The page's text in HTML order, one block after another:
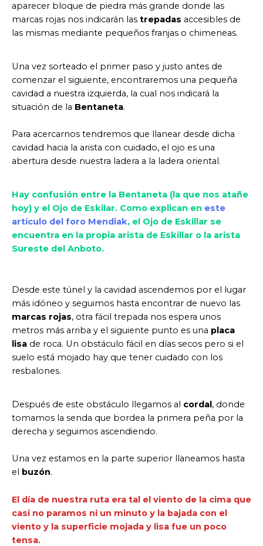
aparecer bloque de piedra más grande donde las
marcas rojas nos indicarán las trepadas accesibles de
las mismas mediante pequeños franjas o chimeneas.
Una vez sorteado el primer paso y justo antes de
comenzar el siguiente, encontraremos una pequeña
cavidad a nuestra izquierda, la cual nos indicará la
situación de la Bentaneta.
Para acercarnos tendremos que llanear desde dicha
cavidad hacia la arista con cuidado, el ojo es una
abertura desde nuestra ladera a la ladera oriental.
Hay confusión entre la Bentaneta (la que nos atañe
hoy) y el Ojo de Eskilar. Como explican en este
artículo del foro Mendiak, el Ojo de Eskillar se
encuentra en la propia arista de Eskillar o la arista
Sureste del Anboto.
Desde este túnel y la cavidad ascendemos por el lugar
más idóneo y seguimos hasta encontrar de nuevo las
marcas rojas, otra fácil trepada nos espera unos
metros más arriba y el siguiente punto es una placa
lisa de roca. Un obstáculo fácil en días secos pero si el
suelo está mojado hay que tener cuidado con los
resbalones.
Después de este obstáculo llegamos al cordal, donde
tomamos la senda que bordea la primera peña por la
derecha y seguimos ascendiendo.
Una vez estamos en la parte superior llaneamos hasta
el buzón.
El día de nuestra ruta era tal el viento de la cima que
casi no paramos ni un minuto y la bajada con el
viento y la superficie mojada y lisa fue un poco
tensa.